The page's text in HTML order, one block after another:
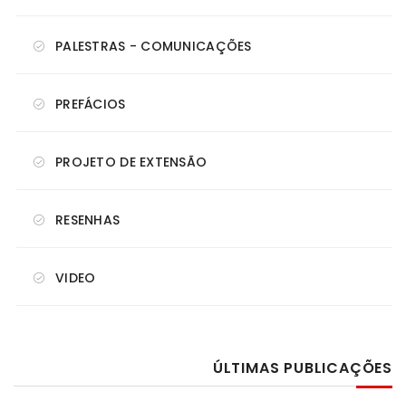
PALESTRAS - COMUNICAÇÕES
PREFÁCIOS
PROJETO DE EXTENSÃO
RESENHAS
VIDEO
ÚLTIMAS PUBLICAÇÕES